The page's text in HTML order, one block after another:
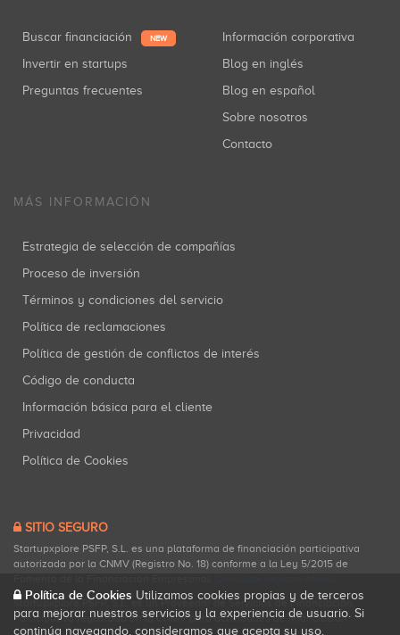
Buscar financiación NEW
Invertir en startups
Preguntas frecuentes
Información corporativa
Blog en inglés
Blog en español
Sobre nosotros
Contacto
MÁS INFORMACIÓN
Estrategia de selección de compañías
Proceso de inversión
Términos y condiciones del servicio
Política de reclamaciones
Política de gestión de conflictos de interés
Código de conducta
Información básica para el cliente
Privacidad
Política de Cookies
SITIO SEGURO
Startupxplore PSFP, S.L. es una plataforma de financiación participativa
autorizada por la CNMV (Registro No. 18) conforme a la Ley 5/2015 de
Startupxplore PSFP, S.L. es un Proveedor de Servicios de Financiación
Participativa registrado en la CNMV para actividades de financiación
Política de Cookies Utilizamos cookies propias y de terceros
para mejorar nuestros servicios y la experiencia de usuario. Si
continúa navegando, consideramos que acepta su uso.